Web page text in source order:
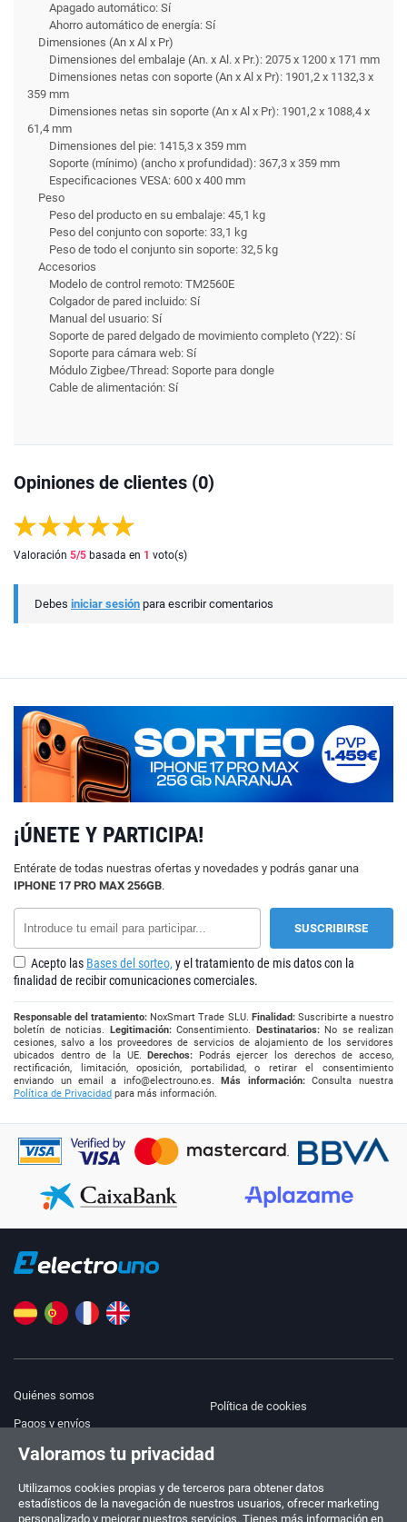
Apagado automático: Sí
Ahorro automático de energía: Sí
Dimensiones (An x Al x Pr)
Dimensiones del embalaje (An. x Al. x Pr.): 2075 x 1200 x 171 mm
Dimensiones netas con soporte (An x Al x Pr): 1901,2 x 1132,3 x
359 mm
Dimensiones netas sin soporte (An x Al x Pr): 1901,2 x 1088,4 x
61,4 mm
Dimensiones del pie: 1415,3 x 359 mm
Soporte (mínimo) (ancho x profundidad): 367,3 x 359 mm
Especificaciones VESA: 600 x 400 mm
Peso
Peso del producto en su embalaje: 45,1 kg
Peso del conjunto con soporte: 33,1 kg
Peso de todo el conjunto sin soporte: 32,5 kg
Accesorios
Modelo de control remoto: TM2560E
Colgador de pared incluido: Sí
Manual del usuario: Sí
Soporte de pared delgado de movimiento completo (Y22): Sí
Soporte para cámara web: Sí
Módulo Zigbee/Thread: Soporte para dongle
Cable de alimentación: Sí
Opiniones de clientes (0)
Valoración 5/5 basada en 1 voto(s)
Debes iniciar sesión para escribir comentarios
¡ÚNETE Y PARTICIPA!
Entérate de todas nuestras ofertas y novedades y podrás ganar una
IPHONE 17 PRO MAX 256GB.
Acepto las Bases del sorteo, y el tratamiento de mis datos con la
finalidad de recibir comunicaciones comerciales.
Responsable del tratamiento: NoxSmart Trade SLU. Finalidad:Suscribirte a nuestro
boletín de noticias. Legitimación:Consentimiento. Destinatarios:No se realizan
cesiones, salvo a los proveedores de servicios de alojamiento de los servidores
ubicados dentro de la UE.Derechos: Podrás ejercer los derechos de acceso,
rectificación, limitación, oposición, portabilidad, o retirar el consentimiento
enviando un email a info@electrouno.es.Más información:Consulta nuestra
Política de Privacidad para más información.
Quiénes somos
Pagos y envíos
Aviso legal
Política de privacidad
Política de cookies
Valoramos tu privacidad
Utilizamos cookies propias y de terceros para obtener datos
estadísticos de la navegación de nuestros usuarios, ofrecer marketing
personalizado y mejorar nuestros servicios. Tienes más información en